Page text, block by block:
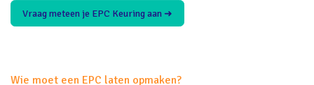
Vraag meteen je EPC Keuring aan ➜
Wie moet een EPC laten opmaken?